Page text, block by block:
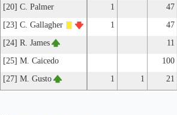
[20] C. Palmer
1 47
[23] C. Gallagher
1 47
[24] R. James
11
[25] M. Caicedo
100
[27] M. Gusto
1 1 21